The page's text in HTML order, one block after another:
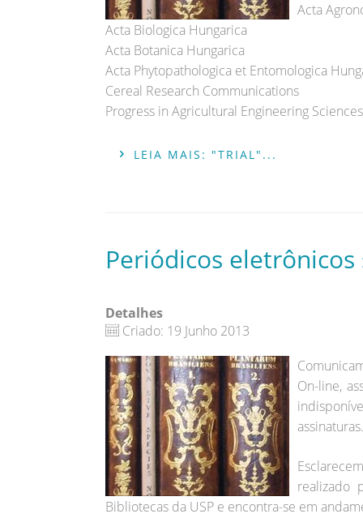
Acta
Acta Biologica Hungarica
Acta Botanica Hungarica
Acta Phytopathologica et Entomologica
Cereal Research Communications
Progress in Agricultural Engineering Sciences
LEIA MAIS: "TRIAL"...
Periódicos eletrônicos
Detalhes
Criado: 19 Junho 2013
On-line,
assinaturas.
realizado
Bibliotecas da USP e encontra-se em